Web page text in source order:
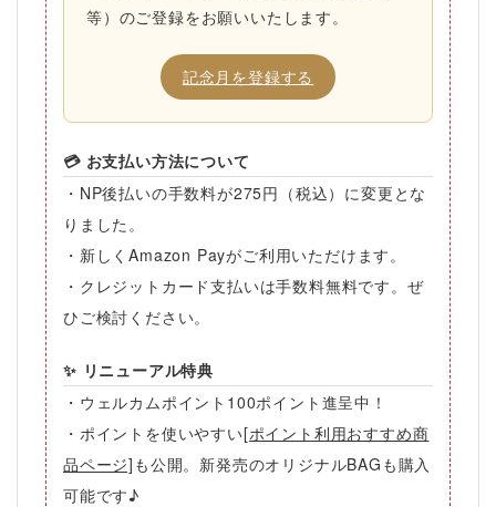
等） のご登録をお願いいたします。
記念月を登録する
💳 お支払い方法について
・NP後払いの手数料が275円（税込） に変更とな
りました。
・新しくAmazon Payがご利用いただけます。
・クレジットカード支払いは手数料無料です。ぜ
ひご検討ください。
✨ リニューアル特典
・ウェルカムポイント 100ポイント 進呈中！
・ポイントを使いやすい[ポイント利用おすすめ商
品ページ] も公開。新発売のオリジナルBAGも購入
可能です♪